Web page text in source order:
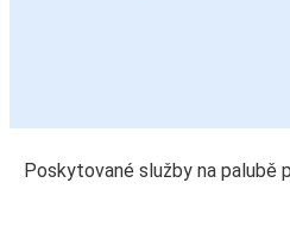
Poskytované služby na palubě